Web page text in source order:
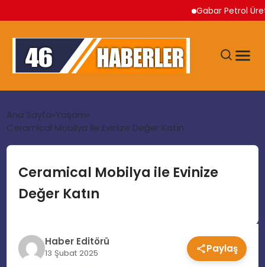
Gabar Petrol Üretimi
GÜNDEM
EKONOMI
TEKNOLOJI
Ana Sayfa Yaşam
Ceramical Mobilya ile Evinize Değer Katın
Ceramical Mobilya ile Evinize
Değer Katın
Haber Editörü
13 Şubat 2025 Paylaş